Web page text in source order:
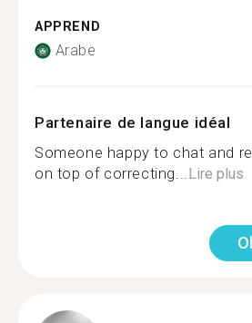
APPREND
Arabe
Partenaire de langue idéal
Someone happy to chat and
on top of correcting...Lire plus